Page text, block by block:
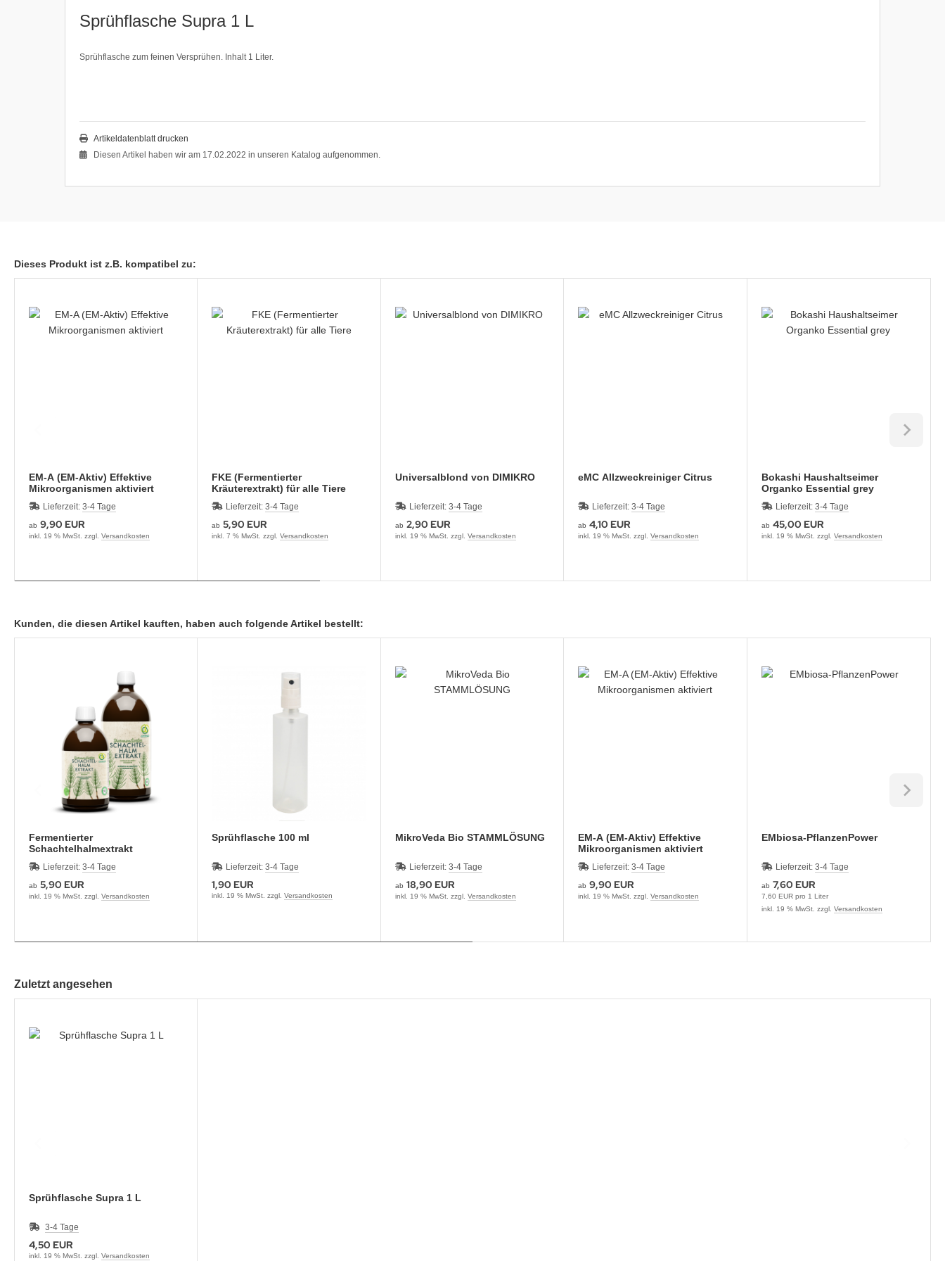
Sprühflasche Supra 1 L
Sprühflasche zum feinen Versprühen. Inhalt 1 Liter.
Artikeldatenblatt drucken
Diesen Artikel haben wir am 17.02.2022 in unseren Katalog aufgenommen.
Dieses Produkt ist z.B. kompatibel zu:
EM-A (EM-Aktiv) Effektive
Mikroorganismen aktiviert
Lieferzeit: 3-4 Tage
ab 9,90 EUR
inkl. 19 % MwSt. zzgl. Versandkosten
FKE (Fermentierter
Kräuterextrakt) für alle Tiere
Lieferzeit:3-4 Tage
ab 5,90 EUR
inkl. 7 % MwSt. zzgl.Versandkosten
Universalblond von DIMIKRO
Lieferzeit: 3-4 Tage
ab 2,90 EUR
inkl. 19 % MwSt. zzgl. Versandkosten
eMC Allzweckreiniger Citrus
Lieferzeit:3-4 Tage
ab 4,10 EUR
inkl. 19 % MwSt. zzgl.Versandkosten
Bokashi Haushaltseimer
Organko Essential grey
Lieferzeit: 3-4 Tage
ab 45,00 EUR
inkl. 19 % MwSt. zzgl. Versandkosten
Kunden, die diesen Artikel kauften, haben auch folgende Artikel bestellt:
Fermentierter
Schachtelhalmextrakt
Lieferzeit: 3-4 Tage
ab 5,90 EUR
inkl. 19 % MwSt. zzgl. Versandkosten
Sprühflasche 100 ml
Lieferzeit:3-4 Tage
1,90 EUR
inkl. 19 % MwSt. zzgl.Versandkosten
MikroVeda Bio STAMMLÖSUNG
Lieferzeit: 3-4 Tage
ab 18,90 EUR
inkl. 19 % MwSt. zzgl. Versandkosten
EM-A (EM-Aktiv) Effektive
Mikroorganismen aktiviert
Lieferzeit:3-4 Tage
ab 9,90 EUR
inkl. 19 % MwSt. zzgl.Versandkosten
EMbiosa-PflanzenPower
Lieferzeit: 3-4 Tage
ab 7,60 EUR
7,60 EUR pro 1 Liter
inkl. 19 % MwSt. zzgl. Versandkosten
Zuletzt angesehen
Sprühflasche Supra 1 L
3-4 Tage
4,50 EUR
inkl. 19 % MwSt. zzgl. Versandkosten